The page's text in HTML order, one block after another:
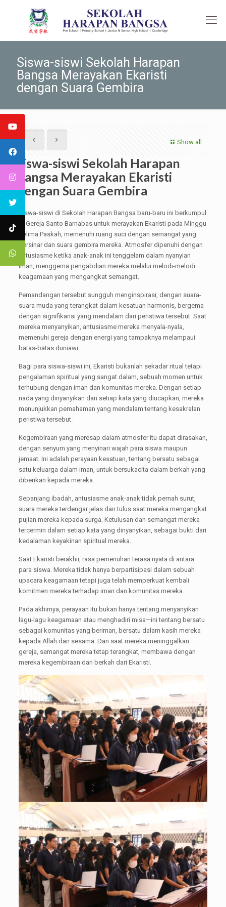
Siswa-siswi Sekolah Harapan
Bangsa Merayakan Ekaristi
dengan Suara Gembira
Show all
Siswa-siswi Sekolah Harapan
Bangsa Merayakan Ekaristi
dengan Suara Gembira
Siswa-siswi di Sekolah Harapan Bangsa baru-baru ini berkumpul
di Gereja Santo Barnabas untuk merayakan Ekaristi pada Minggu
Kelima Paskah, memenuhi ruang suci dengan semangat yang
bersinar dan suara gembira mereka. Atmosfer dipenuhi dengan
antusiasme ketika anak-anak ini tenggelam dalam nyanyian
iman, menggema pengabdian mereka melalui melodi-melodi
keagamaan yang mengangkat semangat.
Pemandangan tersebut sungguh menginspirasi, dengan suara-
suara muda yang terangkat dalam kesatuan harmonis, bergema
dengan signifikansi yang mendalam dari peristiwa tersebut. Saat
mereka menyanyikan, antusiasme mereka menyala-nyala,
memenuhi gereja dengan energi yang tampaknya melampaui
batas-batas duniawi.
Bagi para siswa-siswi ini, Ekaristi bukanlah sekadar ritual tetapi
pengalaman spiritual yang sangat dalam, sebuah momen untuk
terhubung dengan iman dan komunitas mereka. Dengan setiap
nada yang dinyanyikan dan setiap kata yang diucapkan, mereka
menunjukkan pemahaman yang mendalam tentang kesakralan
peristiwa tersebut.
Kegembiraan yang meresap dalam atmosfer itu dapat dirasakan,
dengan senyum yang menyinari wajah para siswa maupun
jemaat. Ini adalah perayaan kesatuan, tentang bersatu sebagai
satu keluarga dalam iman, untuk bersukacita dalam berkah yang
diberikan kepada mereka.
Sepanjang ibadah, antusiasme anak-anak tidak pernah surut,
suara mereka terdengar jelas dan tulus saat mereka mengangkat
pujian mereka kepada surga. Ketulusan dan semangat mereka
tercermin dalam setiap kata yang dinyanyikan, sebagai bukti dari
kedalaman keyakinan spiritual mereka.
Saat Ekaristi berakhir, rasa pemenuhan terasa nyata di antara
para siswa. Mereka tidak hanya berpartisipasi dalam sebuah
upacara keagamaan tetapi juga telah memperkuat kembali
komitmen mereka terhadap iman dan komunitas mereka.
Pada akhirnya, perayaan itu bukan hanya tentang menyanyikan
lagu-lagu keagamaan atau menghadiri misa—ini tentang bersatu
sebagai komunitas yang beriman, bersatu dalam kasih mereka
kepada Allah dan sesama. Dan saat mereka meninggalkan
gereja, semangat mereka tetap terangkat, membawa dengan
mereka kegembiraan dan berkah dari Ekaristi.